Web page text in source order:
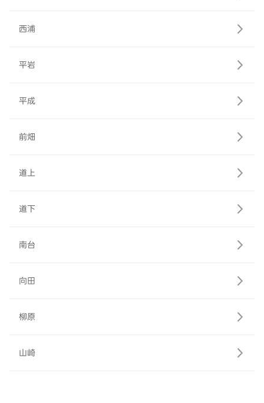
西浦
平岩
平成
前畑
道上
道下
南台
向田
柳原
山崎